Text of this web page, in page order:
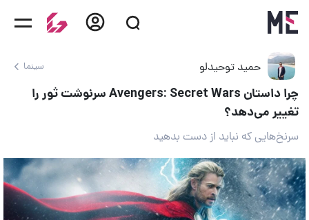
حمید توحیدلو سینما
چرا داستان Avengers: Secret Wars سرنوشت ثور را
تغییر می‌دهد؟
سرنخ‌هایی که نباید از دست بدهید